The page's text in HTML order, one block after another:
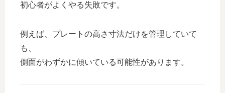
初心者がよくやる失敗です。
例えば、プレートの高さ寸法だけを管理していて
も、
側面がわずかに傾いている可能性があります。